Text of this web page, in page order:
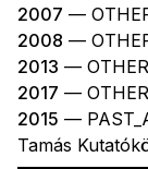
2007 —
2008 —
2013 —
2017 —
2015 —
Tamás